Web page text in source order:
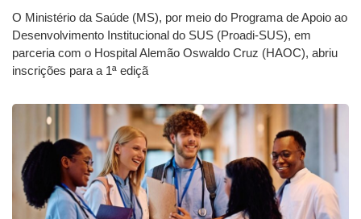
O Ministério da Saúde (MS), por meio do Programa de Apoio ao
Desenvolvimento Institucional do SUS (Proadi-SUS), em
parceria com o Hospital Alemão Oswaldo Cruz (HAOC), abriu
inscrições para a 1ª ediçã